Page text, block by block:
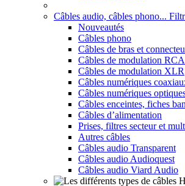
Câbles audio, câbles phono...
Nouveautés
Câbles phono
Câbles de bras et
Câbles de modulation RCA
Câbles de modulation XLR
Câbles numériques
Câbles numériques
Câbles enceintes, fiches
Câbles d’alimentation
Prises, filtres secteur et
Autres câbles
Câbles audio Transparent
Câbles audio Audioquest
Câbles audio Viard Audio